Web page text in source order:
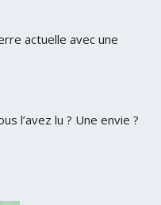
actuelle avec une
l’avez lu ? Une envie ?